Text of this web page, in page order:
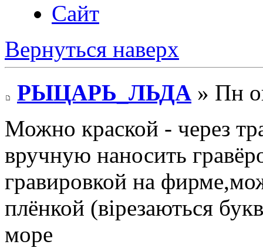
Сайт
Вернуться наверх
РЫЦАРЬ_ЛЬДА » Пн
Можно краской - через
вручную наносить
гравировкой на
плёнкой (вірезаються
море